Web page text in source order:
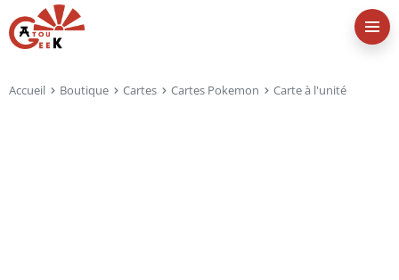
Accueil Boutique Cartes Cartes Pokemon Carte à l'unité